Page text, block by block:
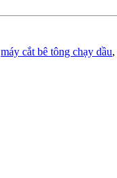
máy cắt bê tông chạy dầu,